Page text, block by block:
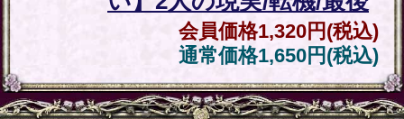
利用規約 プライバシーポリシー
お問い合わせ